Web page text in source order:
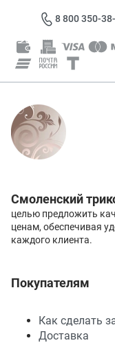
8 800 350-
Смоленский
целью предложить
ценам, обеспечивая
каждого клиента.
Покупателям
Как сделать
Доставка